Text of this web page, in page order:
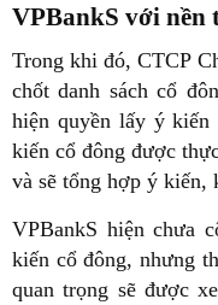
VPBankS với nền
Trong khi đó, CTCP
chốt danh sách cổ
hiện quyền lấy ý
kiến cổ đông được
và sẽ tổng hợp ý kiến,
VPBankS hiện chưa
kiến cổ đông, nhưng
quan trọng sẽ được